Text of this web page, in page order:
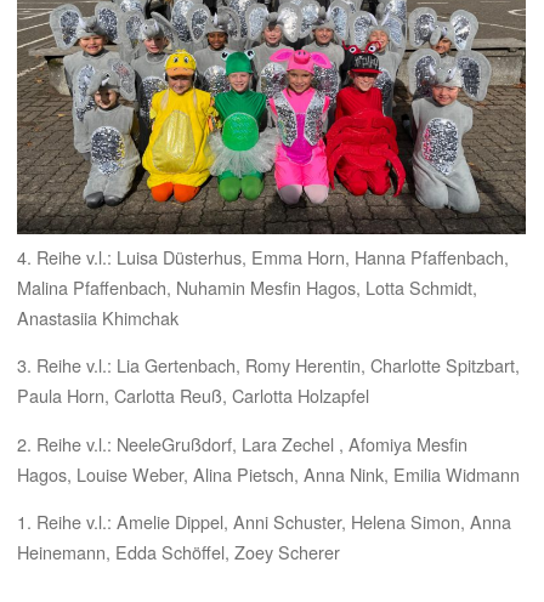
4. Reihe v.l.: Luisa Düsterhus, Emma Horn, Hanna Pfaffenbach,
Malina Pfaffenbach, Nuhamin Mesfin Hagos, Lotta Schmidt,
Anastasiia Khimchak
3. Reihe v.l.: Lia Gertenbach, Romy Herentin, Charlotte Spitzbart,
Paula Horn, Carlotta Reuß, Carlotta Holzapfel
2. Reihe v.l.: NeeleGrußdorf, Lara Zechel , Afomiya Mesfin
Hagos, Louise Weber, Alina Pietsch, Anna Nink, Emilia Widmann
1. Reihe v.l.: Amelie Dippel, Anni Schuster, Helena Simon, Anna
Heinemann, Edda Schöffel, Zoey Scherer